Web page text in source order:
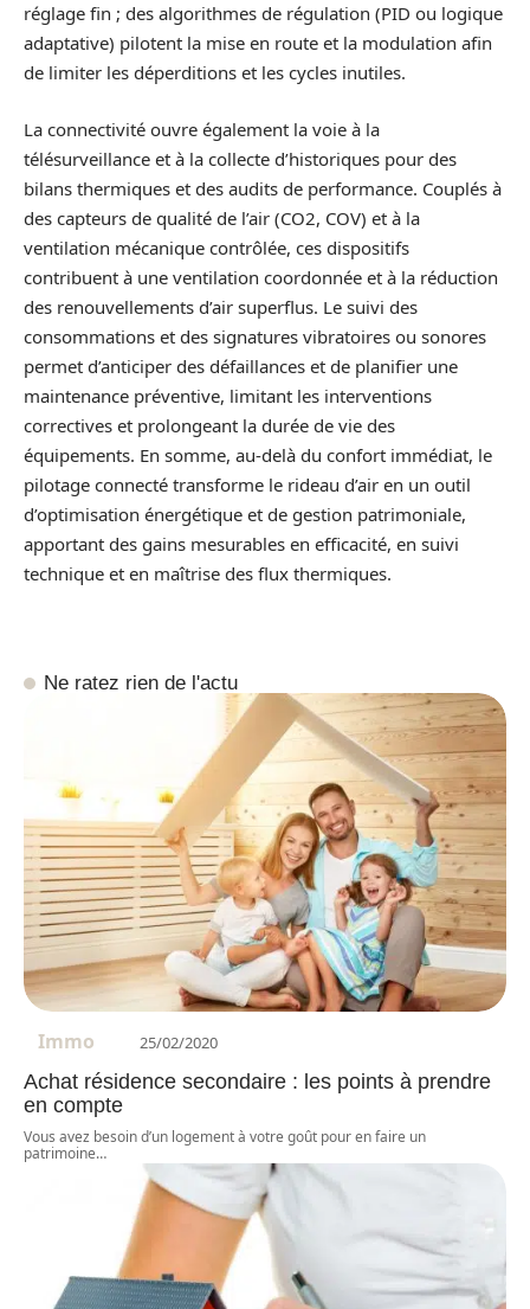
réglage fin ; des algorithmes de régulation (PID ou logique
adaptative) pilotent la mise en route et la modulation afin
de limiter les déperditions et les cycles inutiles.
La connectivité ouvre également la voie à la
télésurveillance et à la collecte d’historiques pour des
bilans thermiques et des audits de performance. Couplés à
des capteurs de qualité de l’air (CO2, COV) et à la
ventilation mécanique contrôlée, ces dispositifs
contribuent à une ventilation coordonnée et à la réduction
des renouvellements d’air superflus. Le suivi des
consommations et des signatures vibratoires ou sonores
permet d’anticiper des défaillances et de planifier une
maintenance préventive, limitant les interventions
correctives et prolongeant la durée de vie des
équipements. En somme, au-delà du confort immédiat, le
pilotage connecté transforme le rideau d’air en un outil
d’optimisation énergétique et de gestion patrimoniale,
apportant des gains mesurables en efficacité, en suivi
technique et en maîtrise des flux thermiques.
Ne ratez rien de l'actu
Immo 25/02/2020
Achat résidence secondaire : les points à prendre
en compte
Vous avez besoin d’un logement à votre goût pour en faire un
patrimoine…